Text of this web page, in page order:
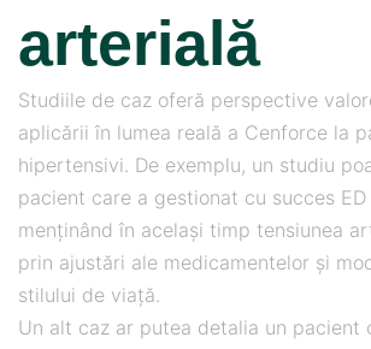
arterială
Studiile de caz oferă perspective
aplicării în lumea reală a Cenforce la
hipertensivi. De exemplu, un studiu
pacient care a gestionat cu succes
menținând în același timp tensiunea
prin ajustări ale medicamentelor și
stilului de viață.
Un alt caz ar putea detalia un pacient